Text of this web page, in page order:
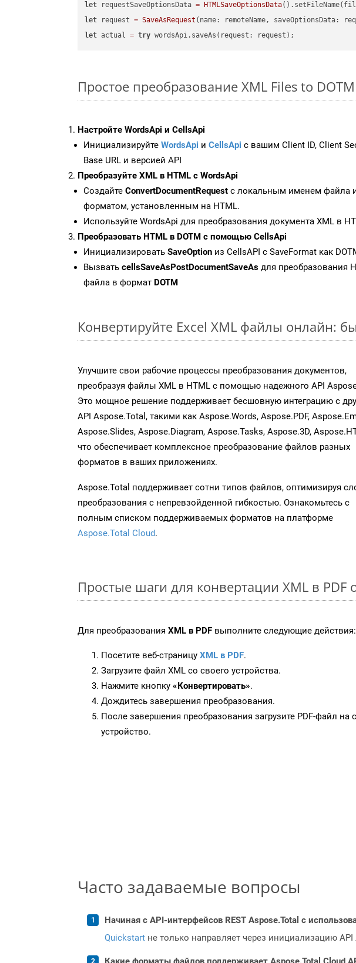
let requestSaveOptionsData = HTMLSaveOptionsData
let request = SaveAsRequest (name: remoteName, saveOptionsData:
let actual = try
Простое преобразование XML Files to
Настройте WordsApi и CellsApi
Инициализируйте WordsApi и CellsApi с вашим Client ID, Client
Base URL и версией API
Преобразуйте XML в HTML с WordsApi
Создайте ConvertDocumentRequest с локальным именем файла
форматом, установленным на HTML.
Используйте WordsApi для преобразования документа XML в
Преобразовать HTML в DOTM с помощью CellsApi
Инициализировать SaveOption из CellsAPI с SaveFormat как
Вызвать cellsSaveAsPostDocumentSaveAs для преобразования
файла в формат DOTM
Конвертируйте Excel XML файлы онлайн:
Улучшите свои рабочие процессы преобразования документов,
преобразуя файлы XML в HTML с помощью надежного API
Это мощное решение поддерживает бесшовную интеграцию с
API Aspose.Total, такими как Aspose.Words, Aspose.PDF,
Aspose.Slides, Aspose.Diagram, Aspose.Tasks, Aspose.3D,
что обеспечивает комплексное преобразование файлов разных
форматов в ваших приложениях.
Aspose.Total поддерживает сотни типов файлов, оптимизируя
преобразования с непревзойденной гибкостью. Ознакомьтесь с
полным списком поддерживаемых форматов на платформе
Aspose.Total Cloud.
Простые шаги для конвертации XML в PDF
Для преобразования XML в PDF выполните следующие действия:
Посетите веб-страницу XML в PDF.
Загрузите файл XML со своего устройства.
Нажмите кнопку «Конвертировать».
Дождитесь завершения преобразования.
После завершения преобразования загрузите PDF-файл на
устройство.
Часто задаваемые вопросы
Начиная с API-интерфейсов REST Aspose.Total с
Quickstart не только направляет через инициализацию